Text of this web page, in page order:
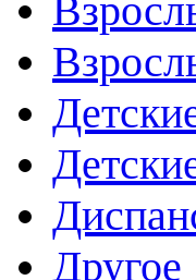
Другое